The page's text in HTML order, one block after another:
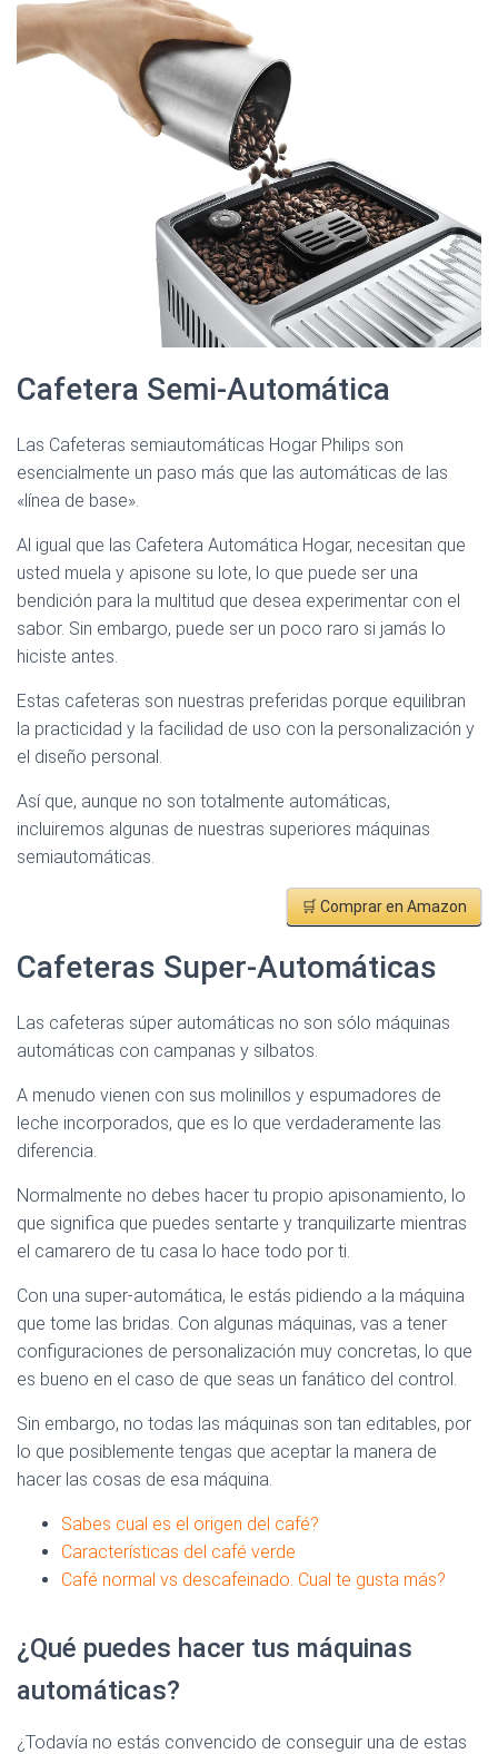
Cafetera Semi-Automática
Las Cafeteras semiautomáticas Hogar Philips son
esencialmente un paso más que las automáticas de las
«línea de base».
Al igual que las Cafetera Automática Hogar, necesitan que
usted muela y apisone su lote, lo que puede ser una
bendición para la multitud que desea experimentar con el
sabor. Sin embargo, puede ser un poco raro si jamás lo
hiciste antes.
Estas cafeteras son nuestras preferidas porque equilibran
la practicidad y la facilidad de uso con la personalización y
el diseño personal.
Así que, aunque no son totalmente automáticas,
incluiremos algunas de nuestras superiores máquinas
semiautomáticas.
🛒 Comprar en Amazon
Cafeteras Super-Automáticas
Las cafeteras súper automáticas no son sólo máquinas
automáticas con campanas y silbatos.
A menudo vienen con sus molinillos y espumadores de
leche incorporados, que es lo que verdaderamente las
diferencia.
Normalmente no debes hacer tu propio apisonamiento, lo
que significa que puedes sentarte y tranquilizarte mientras
el camarero de tu casa lo hace todo por ti.
Con una super-automática, le estás pidiendo a la máquina
que tome las bridas. Con algunas máquinas, vas a tener
configuraciones de personalización muy concretas, lo que
es bueno en el caso de que seas un fanático del control.
Sin embargo, no todas las máquinas son tan editables, por
lo que posiblemente tengas que aceptar la manera de
hacer las cosas de esa máquina.
Sabes cual es el origen del café?
Características del café verde
Café normal vs descafeinado. Cual te gusta más?
¿Qué puedes hacer tus máquinas
automáticas?
¿Todavía no estás convencido de conseguir una de estas